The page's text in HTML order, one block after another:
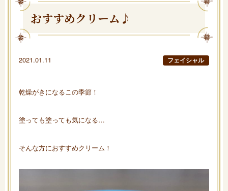
おすすめクリーム♪
2021.01.11 フェイシャル
乾燥がきになるこの季節！
塗っても塗っても気になる…
そんな方におすすめクリーム！